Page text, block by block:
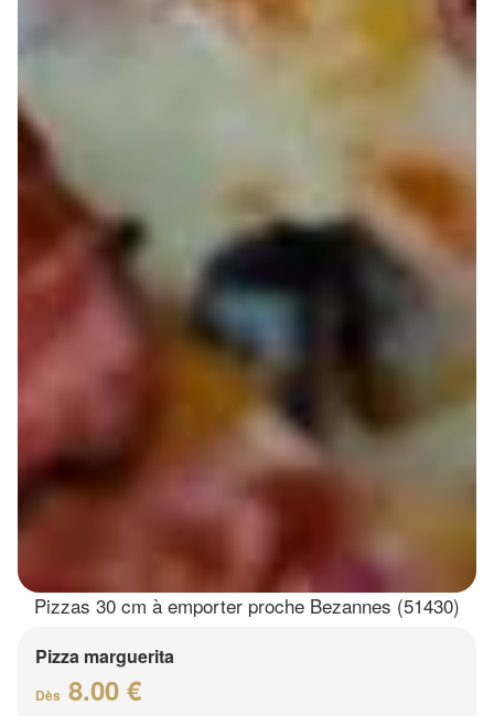
Pizzas 30 cm à emporter proche Bezannes (51430)
Pizza marguerita
Dès 8.00 €